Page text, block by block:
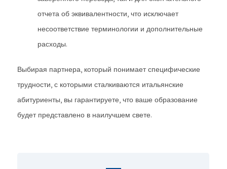
отчета об эквивалентности, что исключает
несоответствие терминологии и дополнительные
расходы.
Выбирая партнера, который понимает специфические
трудности, с которыми сталкиваются итальянские
абитуриенты, вы гарантируете, что ваше образование
будет представлено в наилучшем свете.